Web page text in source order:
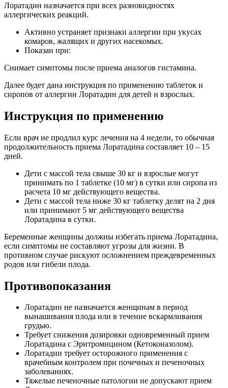
Лоратадин назначается при всех разновидностях
аллергических реакций.
Активно устраняет признаки аллергии при укусах
комаров, жалящих и других насекомых.
Показан при:
Снимает симптомы после приема аналогов гистамина.
Далее будет дана инструкция по применению таблеток и
сиропов от аллергии Лоратадин для детей и взрослых.
Инструкция по применению
Если врач не продлил курс лечения на 4 недели, то обычная
продолжительность приема Лоратадина составляет 10 – 15
дней.
Дети с массой тела свыше 30 кг и взрослые могут
принимать по 1 таблетке (10 мг) в сутки или сиропа из
расчета 10 мг действующего вещества.
Дети с массой тела ниже 30 кг таблетку делят на 2 дня
или принимают 5 мг действующего вещества
Лоратадина в сутки.
Беременные женщины должны избегать приема Лоратадина,
если симптомы не составляют угрозы для жизни. В
противном случае рискуют осложнением преждевременных
родов или гибели плода.
Противопоказания
Лоратадин не назначается женщинам в период
вынашивания плода или в течение вскармливания
грудью.
Требует снижения дозировки одновременный прием
Лоратадина с Эритромицином (Кетоконазолом).
Лоратадин требует осторожного применения с
врачебным контролем при почечных и печеночных
заболеваниях.
Тяжелые печеночные патологии не допускают прием